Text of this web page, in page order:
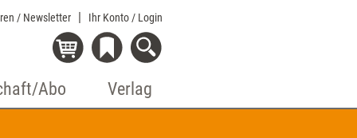
/ Newsletter Ihr Konto / Login
Abo Verlag